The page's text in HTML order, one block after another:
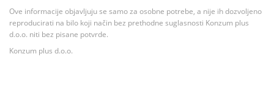
Ove informacije objavljuju se samo za osobne potrebe, a nije ih dozvoljeno
reproducirati na bilo koji način bez prethodne suglasnosti Konzum plus
d.o.o. niti bez pisane potvrde.
Konzum plus d.o.o.